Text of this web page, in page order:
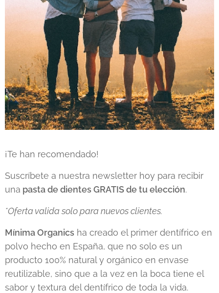
¡Te han recomendado!
Suscríbete a nuestra newsletter hoy para recibir
una pasta de dientes GRATIS de tu elección.
*Oferta valida solo para nuevos clientes.
Mínima Organics ha creado el primer dentífrico en
polvo hecho en España, que no solo es un
producto 100% natural y orgánico en envase
reutilizable, sino que a la vez en la boca tiene el
sabor y textura del dentífrico de toda la vida.